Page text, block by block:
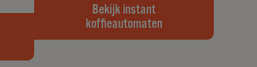
Bekijk instant
koffieautomaten